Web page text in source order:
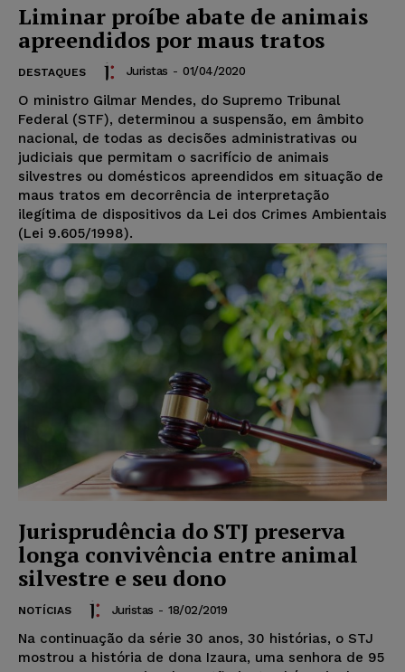
Liminar proíbe abate de animais
apreendidos por maus tratos
DESTAQUES Juristas - 01/04/2020
O ministro Gilmar Mendes, do Supremo Tribunal
Federal (STF), determinou a suspensão, em âmbito
nacional, de todas as decisões administrativas ou
judiciais que permitam o sacrifício de animais
silvestres ou domésticos apreendidos em situação de
maus tratos em decorrência de interpretação
ilegítima de dispositivos da Lei dos Crimes Ambientais
(Lei 9.605/1998).
Jurisprudência do STJ preserva
longa convivência entre animal
silvestre e seu dono
NOTÍCIAS Juristas - 18/02/2019
Na continuação da série 30 anos, 30 histórias, o STJ
mostrou a história de dona Izaura, uma senhora de 95